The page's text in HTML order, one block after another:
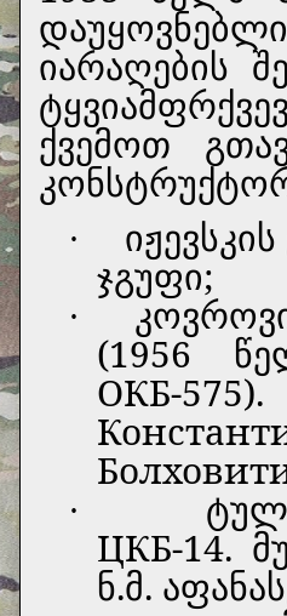
იარაღების
ქვემოთ
· იჟევსკის
ჯგუფი;
·
(1956
ОКБ-
·
ЦКБ-14.
ნ.მ.